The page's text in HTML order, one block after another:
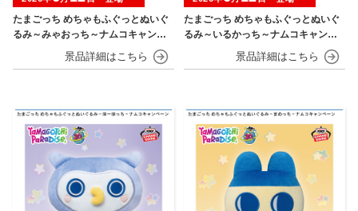
たまごっち めちゃもふぐっとぬいぐ
るみ～みゃおっち～ナムコキャンペ
たまごっち めちゃもふぐっとぬいぐ
るみ～いるかっち～ナムコキャンペ